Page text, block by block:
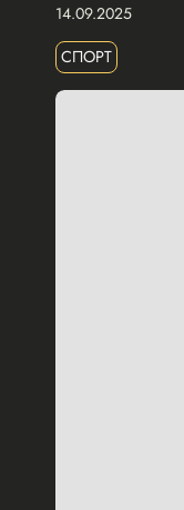
14.09.2025
СПОРТ